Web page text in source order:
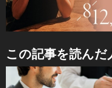
この記事を読ん